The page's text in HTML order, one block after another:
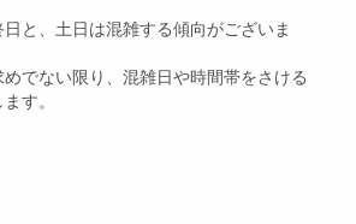
と、土日は混雑する傾向がございま
でない限り、混雑日や時間帯をさける
す。